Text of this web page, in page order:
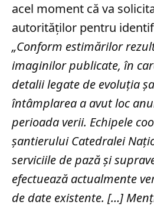
acel moment că va
autorităților pentru
„Conform estimărilor
imaginilor publicate, în
detalii legate de evoluția
întâmplarea a avut loc
perioada verii. Echipele
șantierului Catedralei
serviciile de pază și
efectuează actualmente
de date existente. […]